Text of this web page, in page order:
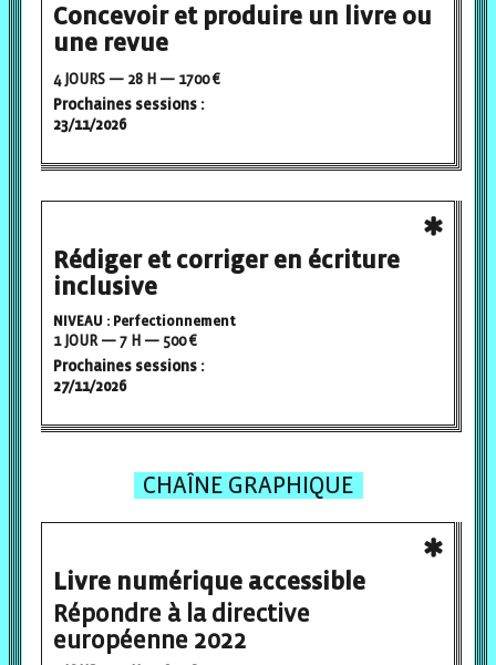
Concevoir et produire un livre ou
une revue
4 JOURS — 28 H — 1700 €
Prochaines sessions :
23/11/2026
Rédiger et corriger en écriture
inclusive
NIVEAU : Perfectionnement
1 JOUR — 7 H — 500 €
Prochaines sessions :
27/11/2026
CHAÎNE GRAPHIQUE
Livre numérique accessible
Répondre à la directive
européenne 2022